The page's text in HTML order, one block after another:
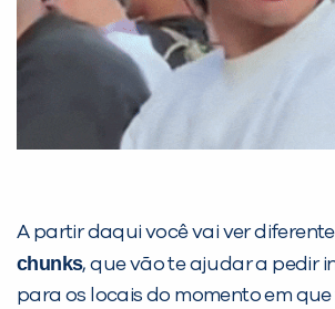
A partir daqui você vai ver
chunks, que vão te ajudar a pedir
para os locais do momento em
Você é aluno inFlux?
Sim Não
VOLTAR